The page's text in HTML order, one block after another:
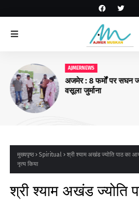
AJMERNEWS
अजमेर : 8 फर्मों पर सघन
वसूला जुर्माना
मुख्यपृष्ठ Spiritual
श्री श्याम अखंड ज्योति पाठ का
नृत्य किया
श्री श्याम अखंड ज्योति